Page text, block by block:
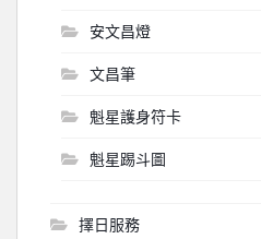
安文昌燈
文昌筆
魁星護身符卡
魁星踢斗圖
擇日服務